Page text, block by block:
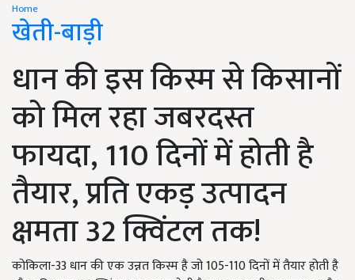
Home
खेती-बाड़ी
धान की इस किस्म से किसानों
को मिल रहा जबरदस्त
फायदा, 110 दिनों में होती है
तैयार, प्रति एकड़ उत्पादन
क्षमता 32 क्विंटल तक!
कोकिला-33 धान की एक उन्नत किस्म है जो 105-110 दिनों में तैयार होती है